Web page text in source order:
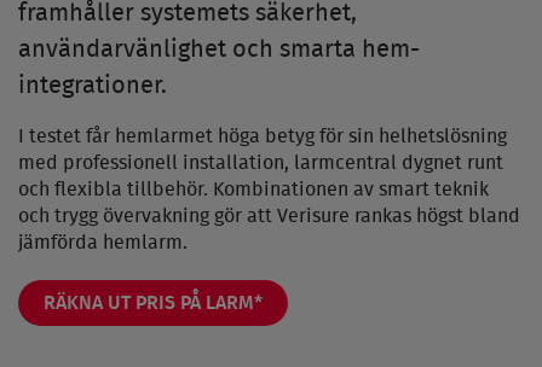
framhåller systemets säkerhet,
användarvänlighet och smarta hem-
integrationer.
I testet får hemlarmet höga betyg för sin helhetslösning
med professionell installation, larmcentral dygnet runt
och flexibla tillbehör. Kombinationen av smart teknik
och trygg övervakning gör att Verisure rankas högst bland
jämförda hemlarm.
RÄKNA UT PRIS PÅ LARM*